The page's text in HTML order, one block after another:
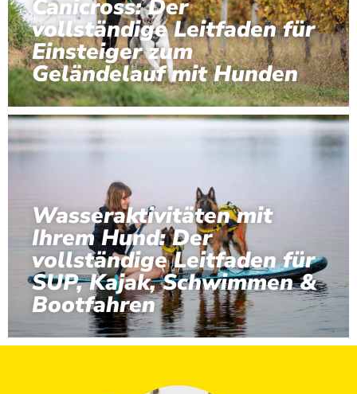
Canicross: Der
vollständige Leitfaden für
Einsteiger zum
Geländelauf mit Hunden
Wasseraktivitäten mit
Ihrem Hund: Der
vollständige Leitfaden für
SUP, Kajak, Schwimmen &
Bootfahren